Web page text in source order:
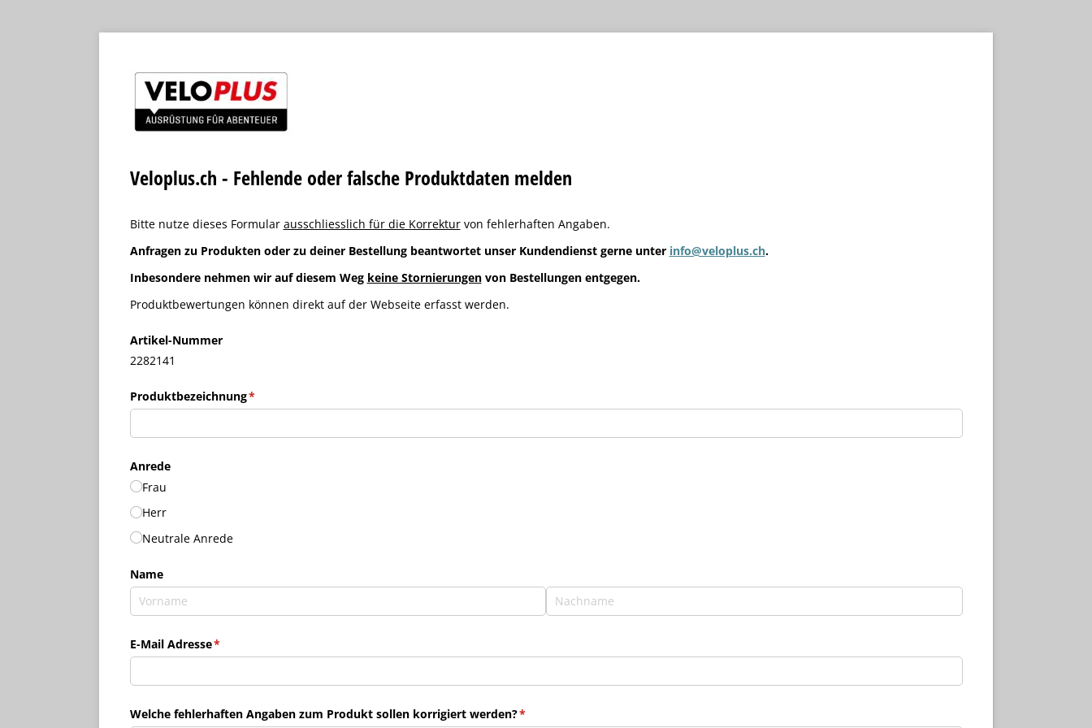
Veloplus.ch - Fehlende oder falsche Produktdaten melden
Bitte nutze dieses Formular ausschliesslich für die Korrekturvon fehlerhaften Angaben.
Anfragen zu Produkten oder zu deiner Bestellung beantwortet unser Kundendienst gerne unter info@veloplus.ch.
Inbesondere nehmen wir auf diesem Weg keine Stornierungenvon Bestellungen entgegen.
Produktbewertungen können direkt auf der Webseite erfasst werden.
Artikel-Nummer
2282141
Produktbezeichnung*
(erforderlich)
Anrede
Frau
Herr
Neutrale Anrede
Name
E-Mail Adresse*
(erforderlich)
Welche fehlerhaften Angaben zum Produkt sollen korrigiert werden?*
(erforderlich)